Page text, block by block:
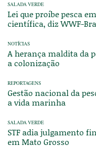
SALADA VERDE
Lei que proíbe pesca
científica, diz WWF-
NOTÍCIAS
A herança maldita da
a colonização
REPORTAGENS
Gestão nacional da
a vida marinha
SALADA VERDE
STF adia julgamento
em Mato Grosso